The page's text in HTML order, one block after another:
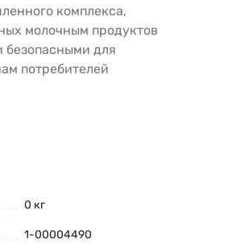
комплекса,
молочным продуктов
безопасными для
потребителей
0 кг
1-00004490